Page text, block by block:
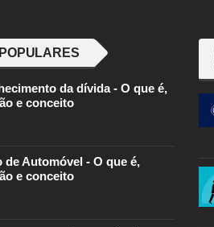
da dívida - O que é,
e conceito
de Automóvel - O que é,
e conceito